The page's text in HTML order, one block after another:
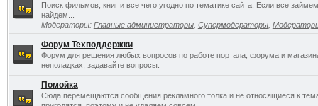
Поиск фильмов, книг и все чего угодно по тематике сайта. Если все
найдем...
Модераторы: Главные администраторы, Супермодераторы,
Форум Техподдержки
Форум для решения любых вопросов по работе портала, форума и
неполадках, задавайте вопросы.
Помойка
Сюда перемещаются сообщения рекламного толка и не относящиеся к